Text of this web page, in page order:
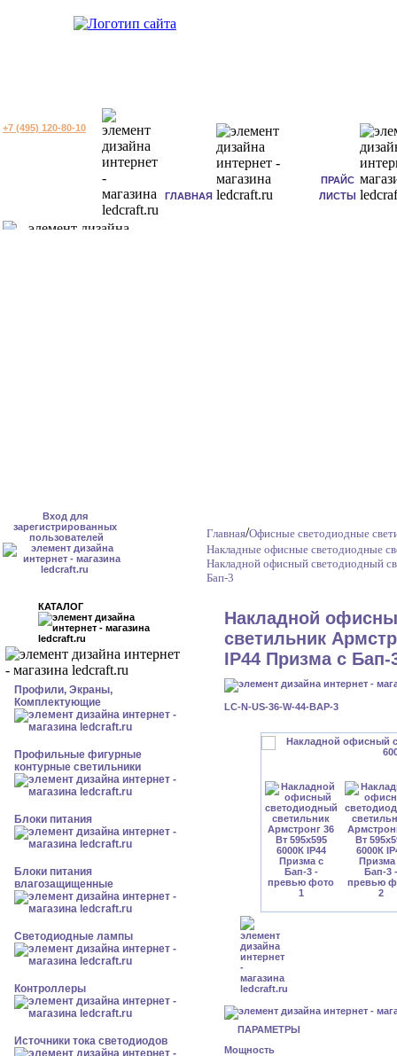
+7 (495) 120-80-10
ГЛАВНАЯ
ПРАЙС
ЛИСТЫ
Вход для
зарегистрированных
пользователей
КАТАЛОГ
Профили, Экраны,
Комплектующие
Профильные фигурные
контурные светильники
Блоки питания
Блоки питания
влагозащищенные
Светодиодные лампы
Контроллеры
Источники тока светодиодов
Главная/Офисные светодиодные
Накладные офисные светодиодные
Накладной офисный светодиодный
Бап-3
Накладной
светильник
IP44 Призма с Бап-
LC-N-US-36-W-44-BAP-3
ПАРАМЕТРЫ
Мощность